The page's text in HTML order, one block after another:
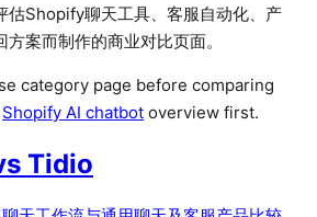
估Shopify聊天工具、客服自动化、产
案而制作的商业对比页面。
category page before comparing
Shopify AI chatbot overview first.
Tidio